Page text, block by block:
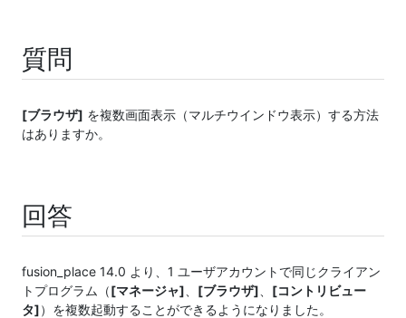
質問
[ブラウザ] を複数画面表示（マルチウインドウ表示）する方法
はありますか。
回答
fusion_place 14.0 より、1 ユーザアカウントで同じクライアン
トプログラム（[マネージャ] [ブラウザ]
[コントリビュー
タ]）を複数起動することができるようになりました。